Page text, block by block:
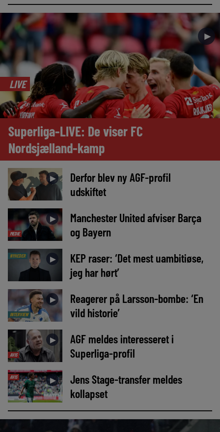
►
LIVE
Superliga-LIVE: De viser FC
Nordsjælland-kamp
►
Derfor blev ny AGF-profil
udskiftet
MEDIE
►
Manchester United afviser Barça
og Bayern
NYHEDER ►
KEP raser: ‘Det mest uambitiøse,
jeg har hørt’
INTERVIEW
►
Reagerer på Larsson-bombe: ‘En
vild historie’
AVIS
►
AGF meldes interesseret i
Superliga-profil
AVIS ►
Jens Stage-transfer meldes
kollapset